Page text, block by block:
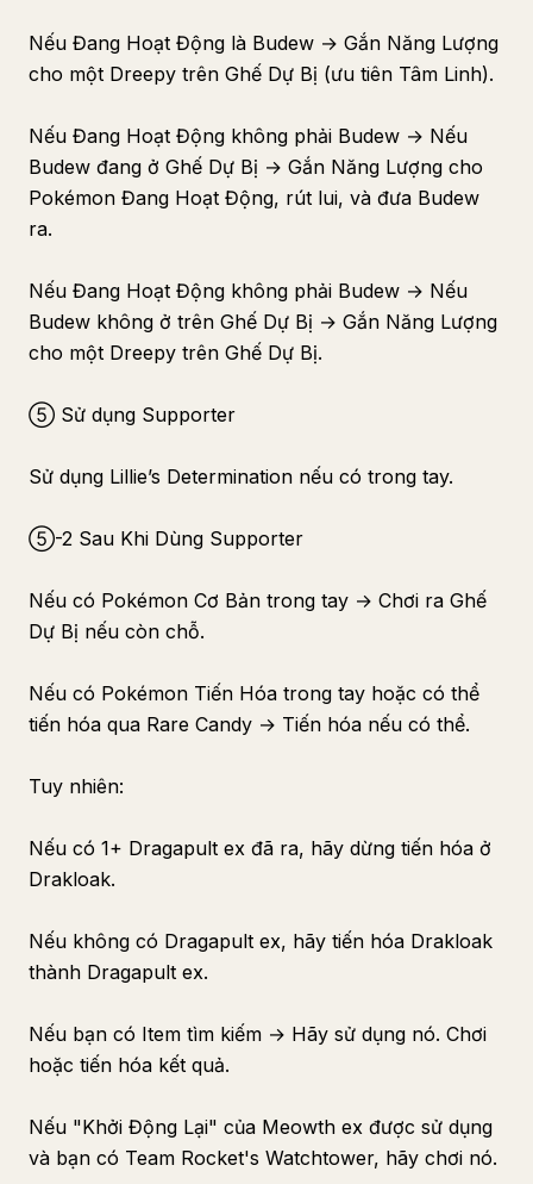
Nếu Đang Hoạt Động là Budew → Gắn Năng Lượng
cho một Dreepy trên Ghế Dự Bị (ưu tiên Tâm Linh).
Nếu Đang Hoạt Động không phải Budew → Nếu
Budew đang ở Ghế Dự Bị → Gắn Năng Lượng cho
Pokémon Đang Hoạt Động, rút lui, và đưa Budew
ra.
Nếu Đang Hoạt Động không phải Budew → Nếu
Budew không ở trên Ghế Dự Bị → Gắn Năng Lượng
cho một Dreepy trên Ghế Dự Bị.
⑤ Sử dụng Supporter
Sử dụng Lillie’s Determination nếu có trong tay.
⑤-2 Sau Khi Dùng Supporter
Nếu có Pokémon Cơ Bản trong tay → Chơi ra Ghế
Dự Bị nếu còn chỗ.
Nếu có Pokémon Tiến Hóa trong tay hoặc có thể
tiến hóa qua Rare Candy → Tiến hóa nếu có thể.
Tuy nhiên:
Nếu có 1+ Dragapult ex đã ra, hãy dừng tiến hóa ở
Drakloak.
Nếu không có Dragapult ex, hãy tiến hóa Drakloak
thành Dragapult ex.
Nếu bạn có Item tìm kiếm → Hãy sử dụng nó. Chơi
hoặc tiến hóa kết quả.
Nếu "Khởi Động Lại" của Meowth ex được sử dụng
và bạn có Team Rocket's Watchtower, hãy chơi nó.